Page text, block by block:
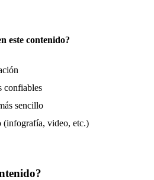
este contenido?
confiables
sencillo
(infografía, video, etc.)